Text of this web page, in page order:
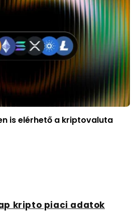
is elérhető a kriptovaluta
kripto piaci adatok